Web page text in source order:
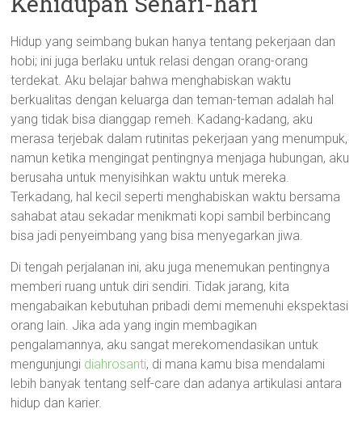
Hidup yang seimbang bukan hanya tentang pekerjaan dan
hobi; ini juga berlaku untuk relasi dengan orang-orang
terdekat. Aku belajar bahwa menghabiskan waktu
berkualitas dengan keluarga dan teman-teman adalah hal
yang tidak bisa dianggap remeh. Kadang-kadang, aku
merasa terjebak dalam rutinitas pekerjaan yang menumpuk,
namun ketika mengingat pentingnya menjaga hubungan, aku
berusaha untuk menyisihkan waktu untuk mereka.
Terkadang, hal kecil seperti menghabiskan waktu bersama
sahabat atau sekadar menikmati kopi sambil berbincang
bisa jadi penyeimbang yang bisa menyegarkan jiwa.
Di tengah perjalanan ini, aku juga menemukan pentingnya
memberi ruang untuk diri sendiri. Tidak jarang, kita
mengabaikan kebutuhan pribadi demi memenuhi ekspektasi
orang lain. Jika ada yang ingin membagikan
pengalamannya, aku sangat merekomendasikan untuk
mengunjungi diahrosanti, di mana kamu bisa mendalami
lebih banyak tentang self-care dan adanya artikulasi antara
hidup dan karier.